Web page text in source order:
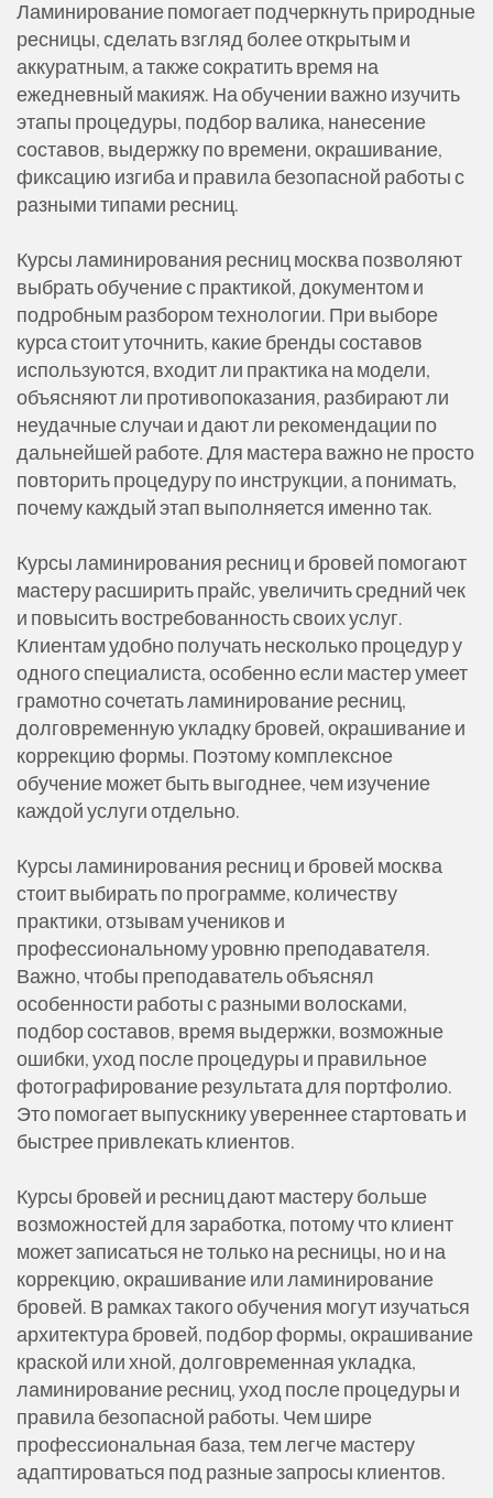
Ламинирование помогает подчеркнуть природные
ресницы, сделать взгляд более открытым и
аккуратным, а также сократить время на
ежедневный макияж. На обучении важно изучить
этапы процедуры, подбор валика, нанесение
составов, выдержку по времени, окрашивание,
фиксацию изгиба и правила безопасной работы с
разными типами ресниц.
Курсы ламинирования ресниц москва позволяют
выбрать обучение с практикой, документом и
подробным разбором технологии. При выборе
курса стоит уточнить, какие бренды составов
используются, входит ли практика на модели,
объясняют ли противопоказания, разбирают ли
неудачные случаи и дают ли рекомендации по
дальнейшей работе. Для мастера важно не просто
повторить процедуру по инструкции, а понимать,
почему каждый этап выполняется именно так.
Курсы ламинирования ресниц и бровей помогают
мастеру расширить прайс, увеличить средний чек
и повысить востребованность своих услуг.
Клиентам удобно получать несколько процедур у
одного специалиста, особенно если мастер умеет
грамотно сочетать ламинирование ресниц,
долговременную укладку бровей, окрашивание и
коррекцию формы. Поэтому комплексное
обучение может быть выгоднее, чем изучение
каждой услуги отдельно.
Курсы ламинирования ресниц и бровей москва
стоит выбирать по программе, количеству
практики, отзывам учеников и
профессиональному уровню преподавателя.
Важно, чтобы преподаватель объяснял
особенности работы с разными волосками,
подбор составов, время выдержки, возможные
ошибки, уход после процедуры и правильное
фотографирование результата для портфолио.
Это помогает выпускнику увереннее стартовать и
быстрее привлекать клиентов.
Курсы бровей и ресниц дают мастеру больше
возможностей для заработка, потому что клиент
может записаться не только на ресницы, но и на
коррекцию, окрашивание или ламинирование
бровей. В рамках такого обучения могут изучаться
архитектура бровей, подбор формы, окрашивание
краской или хной, долговременная укладка,
ламинирование ресниц, уход после процедуры и
правила безопасной работы. Чем шире
профессиональная база, тем легче мастеру
адаптироваться под разные запросы клиентов.